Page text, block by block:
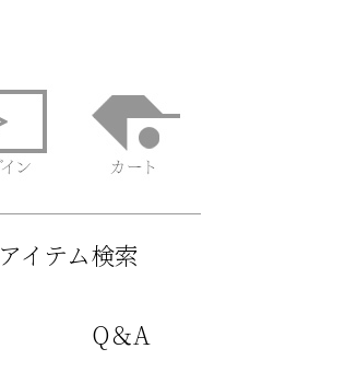
アイテム検索
Q＆A